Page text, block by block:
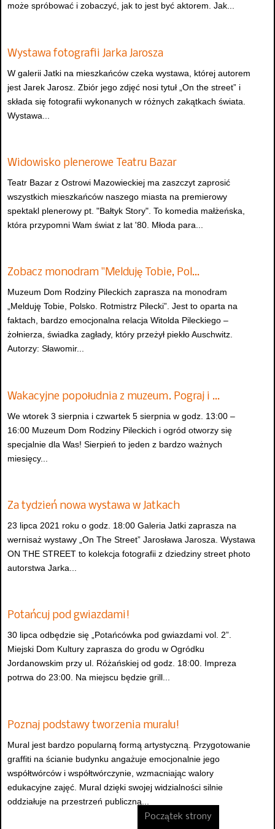
może spróbować i zobaczyć, jak to jest być aktorem. Jak...
Wystawa fotografii Jarka Jarosza
W galerii Jatki na mieszkańców czeka wystawa, której autorem
jest Jarek Jarosz. Zbiór jego zdjęć nosi tytuł „On the street” i
składa się fotografii wykonanych w różnych zakątkach świata.
Wystawa...
Widowisko plenerowe Teatru Bazar
Teatr Bazar z Ostrowi Mazowieckiej ma zaszczyt zaprosić
wszystkich mieszkańców naszego miasta na premierowy
spektakl plenerowy pt. "Bałtyk Story". To komedia małżeńska,
która przypomni Wam świat z lat '80. Młoda para...
Zobacz monodram "Melduję Tobie, Pol…
Muzeum Dom Rodziny Pileckich zaprasza na monodram
„Melduję Tobie, Polsko. Rotmistrz Pilecki”. Jest to oparta na
faktach, bardzo emocjonalna relacja Witolda Pileckiego –
żołnierza, świadka zagłady, który przeżył piekło Auschwitz.
Autorzy: Sławomir...
Wakacyjne popołudnia z muzeum. Pograj i …
We wtorek 3 sierpnia i czwartek 5 sierpnia w godz. 13:00 –
16:00 Muzeum Dom Rodziny Pileckich i ogród otworzy się
specjalnie dla Was! Sierpień to jeden z bardzo ważnych
miesięcy...
Za tydzień nowa wystawa w Jatkach
23 lipca 2021 roku o godz. 18:00 Galeria Jatki zaprasza na
wernisaż wystawy „On The Street” Jarosława Jarosza. Wystawa
ON THE STREET to kolekcja fotografii z dziedziny street photo
autorstwa Jarka...
Potańcuj pod gwiazdami!
30 lipca odbędzie się „Potańcówka pod gwiazdami vol. 2”.
Miejski Dom Kultury zaprasza do grodu w Ogródku
Jordanowskim przy ul. Różańskiej od godz. 18:00. Impreza
potrwa do 23:00. Na miejscu będzie grill...
Poznaj podstawy tworzenia muralu!
Mural jest bardzo popularną formą artystyczną. Przygotowanie
graffiti na ścianie budynku angażuje emocjonalnie jego
współtwórców i współtwórczynie, wzmacniając walory
edukacyjne zajęć. Mural dzięki swojej widzialności silnie
oddziałuje na przestrzeń publiczną...
Początek strony